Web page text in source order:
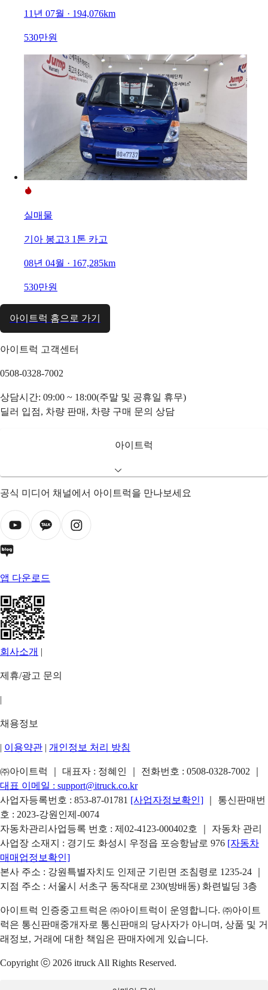
11년 07월 · 194,076km
530만원
실매물
기아 봉고3 1톤 카고
08년 04월 · 167,285km
530만원
아이트럭 홈으로 가기
아이트럭 고객센터
0508-0328-7002
상담시간: 09:00 ~ 18:00(주말 및 공휴일 휴무)
딜러 입점, 차량 판매, 차량 구매 문의 상담
아이트럭
공식 미디어 채널에서 아이트럭을 만나보세요
앱 다운로드
회사소개 |
제휴/광고 문의
|
채용정보
| 이용약관 | 개인정보 처리 방침
㈜아이트럭 ｜ 대표자 : 정혜인 ｜ 전화번호 : 0508-0328-7002
대표 이메일 : support@itruck.co.kr
사업자등록번호 : 853-87-01781 [사업자정보확인]
｜ 통신판매번
호 : 2023-강원인제-0074
자동차관리사업등록 번호 : 제02-4123-000402호 ｜ 자동차 관리
사업장 소재지 : 경기도 화성시 우정읍 포승항남로 976 [자동차
매매업정보확인]
본사 주소 : 강원특별자치도 인제군 기린면 조침령로 1235-24 ｜
지점 주소 : 서울시 서초구 동작대로 230(방배동) 화련빌딩 3층
아이트럭 인증중고트럭은 ㈜아이트럭이 운영합니다. ㈜아이트
럭은 통신판매중개자로 통신판매의 당사자가 아니며, 상품 및 거
래정보, 거래에 대한 책임은 판매자에게 있습니다.
Copyright ⓒ 2026 itruck All Rights Reserved.